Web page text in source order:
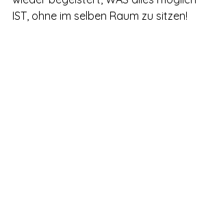
IST, ohne im selben Raum zu sitzen!